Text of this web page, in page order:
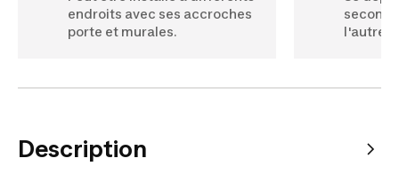
endroits avec ses accroches
porte et murales.
l'autre.
Description